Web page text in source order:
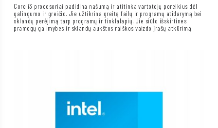
Core i3 procesoriai padidina našumą ir atitinka vartotojų poreikius dėl
galingumo ir greičio. Jie užtikrina greitą failų ir programų atidarymą bei
sklandų perėjimą tarp programų ir tinklalapių. Jie siūlo išskirtines
pramogų galimybes ir sklandų aukštos raiškos vaizdo įrašų atkūrimą.